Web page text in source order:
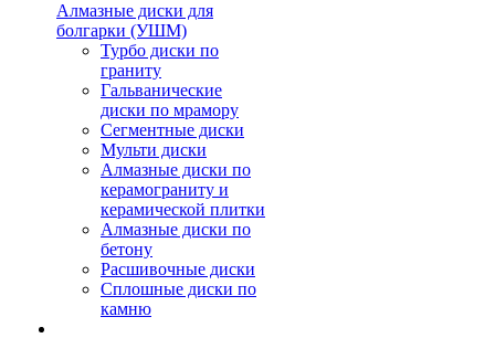
Алмазные диски для
болгарки (УШМ)
Турбо диски по
граниту
Гальванические
диски по мрамору
Сегментные диски
Мульти диски
Алмазные диски по
керамограниту и
керамической плитки
Алмазные диски по
бетону
Расшивочные диски
Сплошные диски по
камню